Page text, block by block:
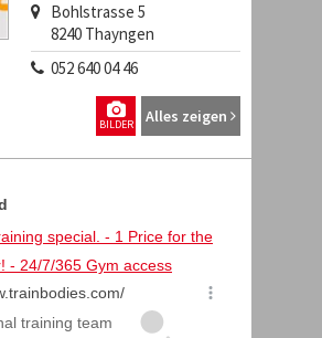
Bohlstrasse 5
8240 Thayngen
052 640 04 46
Alles zeigen
BILDER